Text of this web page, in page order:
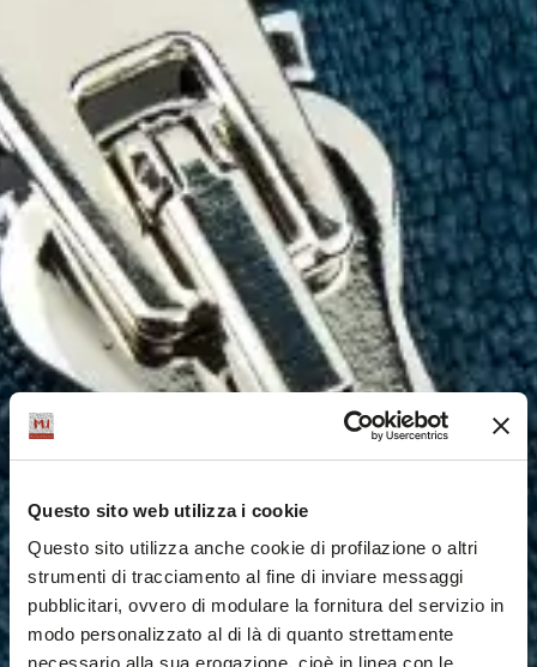
Questo sito web utilizza i cookie
Questo sito utilizza anche cookie di profilazione o altri
strumenti di tracciamento al fine di inviare messaggi
pubblicitari, ovvero di modulare la fornitura del servizio in
modo personalizzato al di là di quanto strettamente
necessario alla sua erogazione, cioè in linea con le